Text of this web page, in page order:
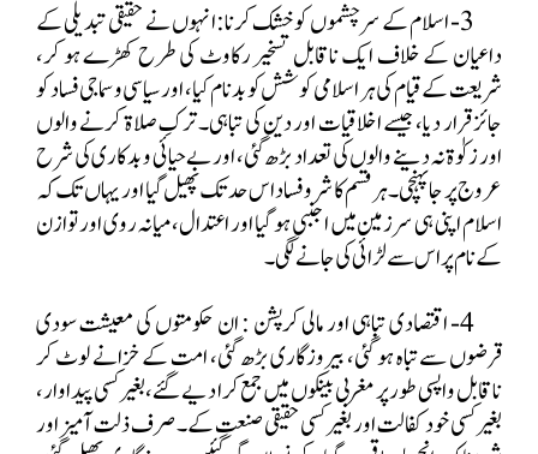
3- اسلام کے سرچشموں کو خشک کرنا:انہوں نے حقیقی تبدیلی کے
داعیان کے خلاف ایک ناقابل تسخیر رکاوٹ کی طرح کھڑے ہو کر،
شریعت کے قیام کی ہر اسلامی کوشش کو بدنام کیا، اور سیاسی و سماجی فساد کو
جائز قرار دیا، جیسے اخلاقیات اور دین کی تباہی۔ ترکِ صلاۃ کرنے والوں
اور زکوٰۃ نہ دینے والوں کی تعداد بڑھ گئی، اور بے حیائی و بدکاری کی شرح
عروج پر جا پہنچی۔ ہر قسم کا شروفساد اس حد تک پھیل گیا اور یہاں تک کہ
اسلام اپنی ہی سرزمین میں اجنبی ہو گیا اور اعتدال، میانہ روی اور توازن
کے نام پر اس سے لڑائی کی جانے لگی۔
4- اقتصادی تباہی اور مالی کرپشن : ان حکومتوں کی معیشت سودی
قرضوں سے تباہ ہو گئی، بیروزگاری بڑھ گئی، امت کے خزانے لوٹ کر
ناقابل واپسی طور پر مغربی بینکوں میں جمع کرا دیے گئے، بغیر کسی پیداوار،
بغیر کسی خود کفالت اور بغیر کسی حقیقی صنعت کے۔ صرف ذلت آمیز اور